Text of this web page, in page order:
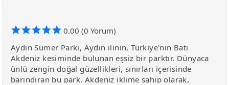
0.00 (0 Yorum)
Aydın Sümer Parkı, Aydın ilinin, Türkiye'nin Batı
Akdeniz kesiminde bulunan eşsiz bir parktır. Dünyaca
ünlü zengin doğal güzellikleri, sınırları içerisinde
barındıran bu park, Akdeniz iklime sahip olarak,